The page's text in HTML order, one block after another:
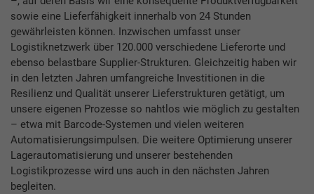
sowie eine Lieferfähigkeit innerhalb von 24 Stunden
gewährleisten können. Inzwischen umfasst unser
Logistiknetzwerk über 120.000 verschiedene Lieferorte und
ebenso belastbare Supplier-Strukturen. Gleichzeitig haben wir
in den letzten Jahren umfangreiche Investitionen in die
Resilienz und Qualität unserer Lieferstrukturen getätigt, um
unsere eigenen Prozesse so nahtlos wie möglich zu gestalten
– etwa mit Barcode-Systemen und vielen weiteren
Automatisierungsimpulsen. Die weitere Optimierung unserer
Lagerautomatisierung und unserer bestehenden
Logistikprozesse wird uns auch in den nächsten Jahren
begleiten.